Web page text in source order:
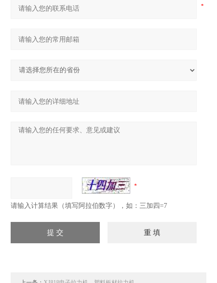
请输入计算结果（填写阿拉伯数字），如：三加四=7